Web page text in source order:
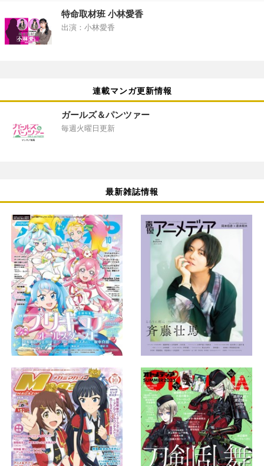
特命取材班 小林愛香
出演：小林愛香
連載マンガ更新情報
ガールズ＆パンツァー
毎週火曜日更新
最新雑誌情報